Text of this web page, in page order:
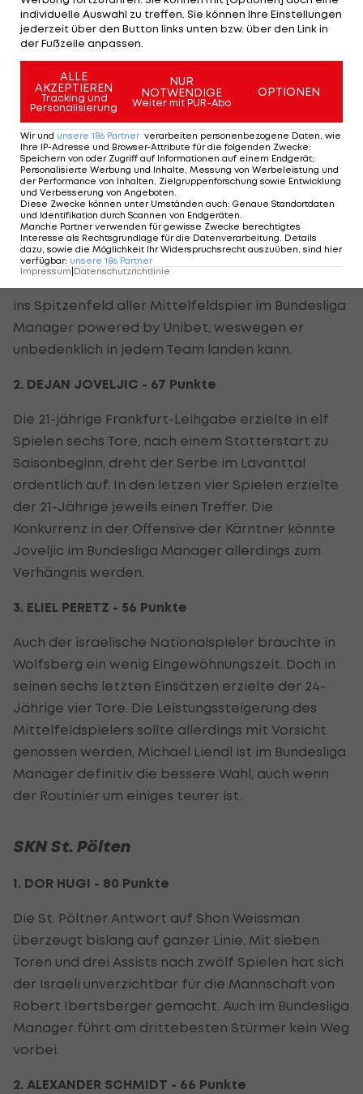
Manager gerade einmal 6,5 Millionen kostet und
damit eine erschwingliche Lösung gegen den
richtigen Gegner darstellt.
Wolfsberger AC
1. MICHAEL LIENDL - 79 Punkte
Was kann man über den 35-Jährigen noch sagen,
was noch nicht ausgesprochen wurde? Liendl ist
das Herzstück der Kärtner, die in der Europa
League zwar für Furore gesorgt haben, in der
Bundesliga aber noch den Erwartungen
ins Spitzenfeld aller Mittelfeldspier im Bundesliga
Manager powered by Unibet, weswegen er
unbedenklich in jedem Team landen kann.
2. DEJAN JOVELJIC - 67 Punkte
Die 21-jährige Frankfurt-Leihgabe erzielte in elf
Spielen sechs Tore, nach einem Stotterstart zu
Saisonbeginn, dreht der Serbe im Lavanttal
ordentlich auf. In den letzen vier Spielen erzielte
der 21-Jährige jeweils einen Treffer. Die
Konkurrenz in der Offensive der Kärntner könnte
Joveljic im Bundesliga Manager allerdings zum
Verhängnis werden.
3. ELIEL PERETZ - 56 Punkte
Auch der israelische Nationalspieler brauchte in
Wolfsberg ein wenig Eingewöhnungszeit. Doch in
seinen sechs letzten Einsätzen erzielte der 24-
Jährige vier Tore. Die Leistungssteigerung des
Mittelfeldspielers sollte allerdings mit Vorsicht
genossen werden, Michael Liendl ist im Bundesliga
Manager definitiv die bessere Wahl, auch wenn
der Routinier um einiges teurer ist.
SKN St. Pölten
1. DOR HUGI - 80 Punkte
Die St. Pöltner Antwort auf Shon Weissman
überzeugt bislang auf ganzer Linie. Mit sieben
Toren und drei Assists nach zwölf Spielen hat sich
der Israeli unverzichtbar für die Mannschaft von
Robert Ibertsberger gemacht. Auch im Bundesliga
Manager führt am drittebesten Stürmer kein Weg
vorbei.
2. ALEXANDER SCHMIDT - 66 Punkte
individuelle Auswahl zu treffen. Sie können Ihre Einstellungen
jederzeit über den Button links unten bzw. über den Link in
der Fußzeile anpassen.
ALLE
AKZEPTIEREN
Tracking und
Personalisierung
NUR
NOTWENDIGE
Weiter mit PUR-Abo
OPTIONEN
Wir und unsere 186 Partner verarbeiten personenbezogene Daten, wie
Ihre IP-Adresse und Browser-Attribute für die folgenden Zwecke:
Speichern von oder Zugriff auf Informationen auf einem Endgerät;
Personalisierte Werbung und Inhalte, Messung von Werbeleistung und
der Performance von Inhalten, Zielgruppenforschung sowie Entwicklung
und Verbesserung von Angeboten
Diese Zwecke können unter Umständen auch: Genaue Standortdaten
und Identifikation durch Scannen von Endgeräten
Manche Partner verwenden für gewisse Zwecke berechtigtes
Interesse als Rechtsgrundlage für die Datenverarbeitung. Details
dazu, sowie die Möglichkeit Ihr Widerspruchsrecht auszuüben, sind hier
verfügbar: unsere 186 Partner
Impressum|Datenschutzrichtlinie